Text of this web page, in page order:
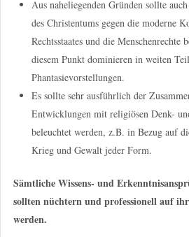
Aus naheliegenden Gründen sollte
des Christentums gegen die moderne
Rechtsstaates und die Menschenrechte
diesem Punkt dominieren in weiten
Phantasievorstellungen.
Es sollte sehr ausführlich der
Entwicklungen mit religiösen Denk-
beleuchtet werden, z.B. in Bezug auf
Krieg und Gewalt jeder Form.
Sämtliche Wissens- und
sollten nüchtern und professionell auf
werden.